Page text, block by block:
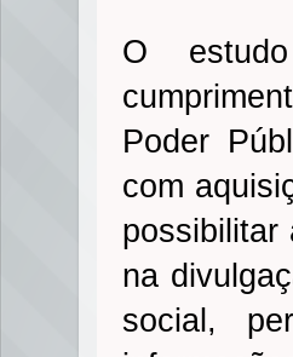
O
Poder
com
possibilitar
na
social,